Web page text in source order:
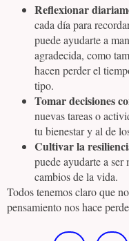
Reflexionar
cada día para
puede ayudarte a
agradecida, como
hacen perder el
tipo.
Tomar decisiones
nuevas tareas o
tu bienestar y al de
Cultivar la
puede ayudarte a ser
cambios de la vida.
Todos tenemos claro que
pensamiento nos hace